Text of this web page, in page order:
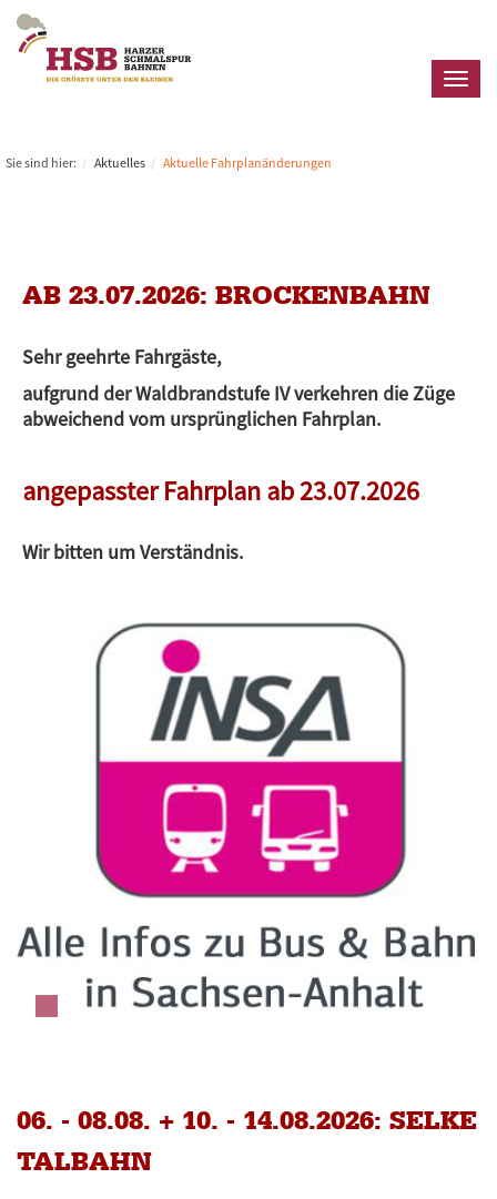
Toggle
Sie sind hier: Aktuelles Aktuelle Fahrplanänderungen
AB 23.07.2026: BROCKENBAHN
Sehr geehrte Fahrgäste,
aufgrund der Waldbrandstufe IV verkehren die Züge
abweichend vom ursprünglichen Fahrplan.
angepasster Fahrplan ab 23.07.2026
Wir bitten um Verständnis.
06. - 08.08. + 10. - 14.08.2026: SELKE
TALBAHN